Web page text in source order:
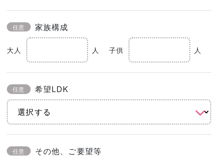
任意 家族構成
大人 人 子供 人
任意 希望LDK
任意 その他、ご要望等